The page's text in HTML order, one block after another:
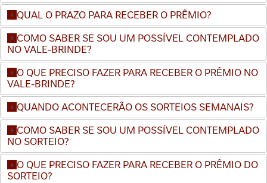
QUAL O PRAZO PARA RECEBER O PRÊMIO?
COMO SABER SE SOU UM POSSÍVEL CONTEMPLADO
NO VALE-BRINDE?
O QUE PRECISO FAZER PARA RECEBER O PRÊMIO NO
VALE-BRINDE?
QUANDO ACONTECERÃO OS SORTEIOS SEMANAIS?
COMO SABER SE SOU UM POSSÍVEL CONTEMPLADO
NO SORTEIO?
O QUE PRECISO FAZER PARA RECEBER O PRÊMIO DO
SORTEIO?